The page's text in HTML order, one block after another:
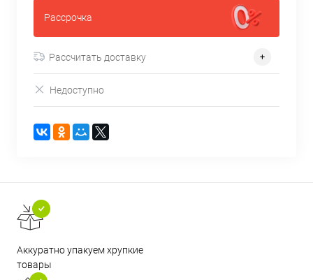
Рассрочка
Рассчитать доставку
Недоступно
Аккуратно упакуем хрупкие
товары